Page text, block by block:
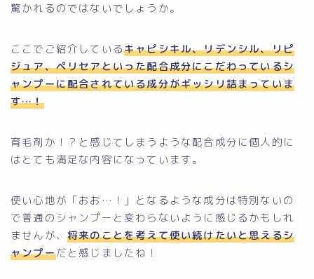
驚かれるのではないでしょうか。
ここでご紹介しているキャピシキル、リデンシル、リピ
ジュア、ペリセアといった配合成分にこだわっているシ
ャンプーに配合されている成分がギッシリ詰まっていま
す…！
育毛剤か！？と感じてしまうような配合成分に個人的に
はとても満足な内容になっています。
使い心地が「おお…！」となるような成分は特別ないの
で普通のシャンプーと変わらないように感じるかもしれ
ませんが、 将来のことを考えて使い続けたいと思えるシ
ャンプーだと感じましたね！